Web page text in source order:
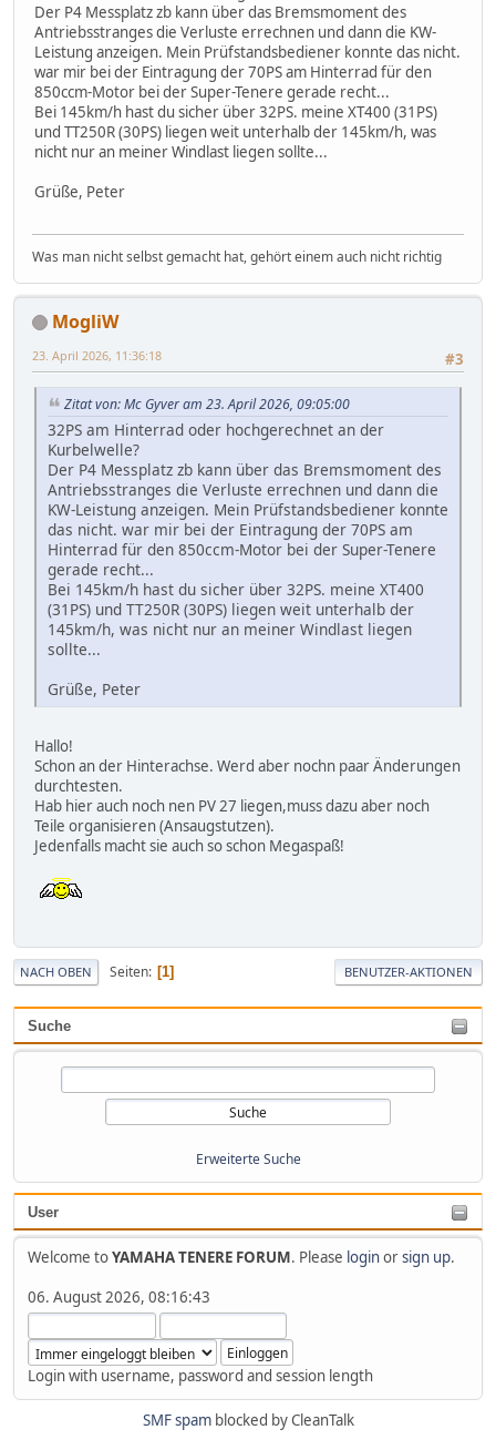
Suche
Erweiterte Suche
User
Welcome toYAMAHA TENERE FORUM. Please loginorsign up.
06. August 2026, 08:16:43
Login with username, password and session length
Der P4 Messplatz zb kann über das Bremsmoment des
Antriebsstranges die Verluste errechnen und dann die KW-
Leistung anzeigen. Mein Prüfstandsbediener konnte das nicht.
war mir bei der Eintragung der 70PS am Hinterrad für den
850ccm-Motor bei der Super-Tenere gerade recht...
Bei 145km/h hast du sicher über 32PS. meine XT400 (31PS)
und TT250R (30PS) liegen weit unterhalb der 145km/h, was
nicht nur an meiner Windlast liegen sollte...
Grüße, Peter
Was man nicht selbst gemacht hat, gehört einem auch nicht richtig
MogliW
#3
23. April 2026, 11:36:18
Zitat von: Mc Gyver am 23. April 2026, 09:05:00
32PS am Hinterrad oder hochgerechnet an der
Kurbelwelle?
Der P4 Messplatz zb kann über das Bremsmoment des
Antriebsstranges die Verluste errechnen und dann die
KW-Leistung anzeigen. Mein Prüfstandsbediener konnte
das nicht. war mir bei der Eintragung der 70PS am
Hinterrad für den 850ccm-Motor bei der Super-Tenere
gerade recht...
Bei 145km/h hast du sicher über 32PS. meine XT400
(31PS) und TT250R (30PS) liegen weit unterhalb der
145km/h, was nicht nur an meiner Windlast liegen
sollte...
Grüße, Peter
Hallo!
Schon an der Hinterachse. Werd aber nochn paar Änderungen
durchtesten.
Hab hier auch noch nen PV 27 liegen,muss dazu aber noch
Teile organisieren (Ansaugstutzen).
Jedenfalls macht sie auch so schon Megaspaß!
NACH OBEN Seiten 1 BENUTZER-AKTIONEN
SMF spamblocked by CleanTalk